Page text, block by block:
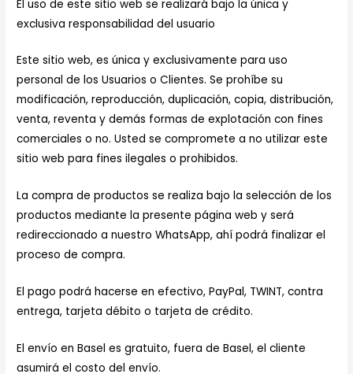
El uso de este sitio web se realizará bajo la única y
exclusiva responsabilidad del usuario
Este sitio web, es única y exclusivamente para uso
personal de los Usuarios o Clientes. Se prohíbe su
modificación, reproducción, duplicación, copia, distribución,
venta, reventa y demás formas de explotación con fines
comerciales o no. Usted se compromete a no utilizar este
sitio web para fines ilegales o prohibidos.
La compra de productos se realiza bajo la selección de los
productos mediante la presente página web y será
redireccionado a nuestro WhatsApp, ahí podrá finalizar el
proceso de compra.
El pago podrá hacerse en efectivo, PayPal, TWINT, contra
entrega, tarjeta débito o tarjeta de crédito.
El envío en Basel es gratuito, fuera de Basel, el cliente
asumirá el costo del envío.